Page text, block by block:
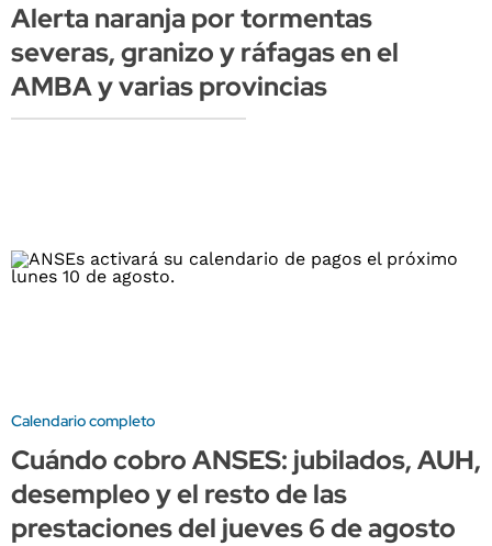
Alerta naranja por tormentas
severas, granizo y ráfagas en el
AMBA y varias provincias
Calendario completo
Cuándo cobro ANSES: jubilados, AUH,
desempleo y el resto de las
prestaciones del jueves 6 de agosto